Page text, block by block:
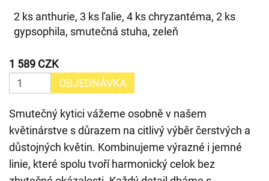
2 ks anthurie, 3 ks ľalie, 4 ks chryzantéma, 2 ks
gypsophila, smutečná stuha, zeleň
1 589 CZK
OBJEDNÁVKA
Smutečný kytici vážeme osobně v našem
květinárstve s důrazem na citlivý výběr čerstvých a
důstojných květin. Kombinujeme výrazné i jemné
linie, které spolu tvoří harmonický celok bez